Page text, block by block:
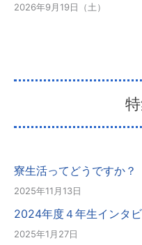
2026年9月19日（土）
寮生活ってどうですか？
2025年11月13日
2024年度４年生インタ
2025年1月27日